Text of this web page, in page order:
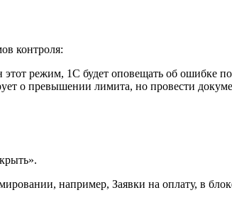
контроля:
этот режим, 1С будет оповещать об
о превышении лимита, но провести
например, Заявки на оплату, в